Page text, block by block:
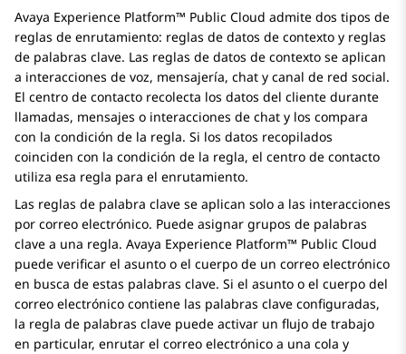
Avaya Experience Platform™ Public Cloud admite dos tipos de
reglas de enrutamiento: reglas de datos de contexto y reglas
de palabras clave. Las reglas de datos de contexto se aplican
a interacciones de voz, mensajería, chat y canal de red social.
El centro de contacto recolecta los datos del cliente durante
llamadas, mensajes o interacciones de chat y los compara
con la condición de la regla. Si los datos recopilados
coinciden con la condición de la regla, el centro de contacto
utiliza esa regla para el enrutamiento.
Las reglas de palabra clave se aplican solo a las interacciones
por correo electrónico. Puede asignar grupos de palabras
clave a una regla. Avaya Experience Platform™ Public Cloud
puede verificar el asunto o el cuerpo de un correo electrónico
en busca de estas palabras clave. Si el asunto o el cuerpo del
correo electrónico contiene las palabras clave configuradas,
la regla de palabras clave puede activar un flujo de trabajo
en particular, enrutar el correo electrónico a una cola y